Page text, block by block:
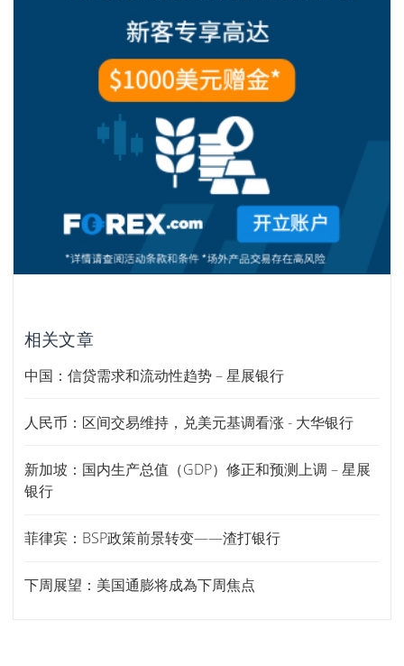
相关文章
中国：信贷需求和流动性趋势 – 星展银行
人民币：区间交易维持，兑美元基调看涨 - 大华银行
新加坡：国内生产总值（GDP）修正和预测上调 – 星展
银行
菲律宾：BSP政策前景转变——渣打银行
下周展望：美国通膨将成為下周焦点